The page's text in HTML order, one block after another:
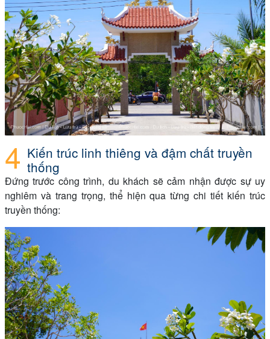
Kiến trúc linh thiêng và đậm chất truyền
thống
Đứng trước công trình, du khách sẽ cảm nhận được sự uy
nghiêm và trang trọng, thể hiện qua từng chi tiết kiến trúc
truyền thống: